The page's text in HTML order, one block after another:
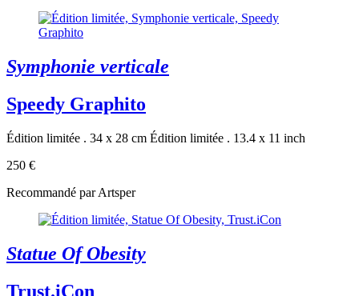
Symphonie verticale
Speedy Graphito
Édition limitée . 34 x 28 cm Édition limitée . 13.4 x 11 inch
250 €
Recommandé par Artsper
Statue Of Obesity
Trust.iCon